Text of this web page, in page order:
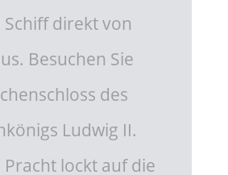
direkt von
Besuchen Sie
des
Ludwig II.
Pracht lockt auf die